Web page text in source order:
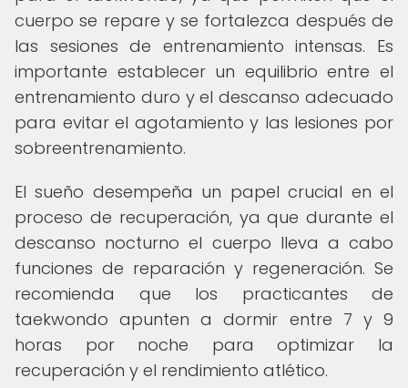
cuerpo se repare y se fortalezca después de
las sesiones de entrenamiento intensas. Es
importante establecer un equilibrio entre el
entrenamiento duro y el descanso adecuado
para evitar el agotamiento y las lesiones por
sobreentrenamiento.
El sueño desempeña un papel crucial en el
proceso de recuperación, ya que durante el
descanso nocturno el cuerpo lleva a cabo
funciones de reparación y regeneración. Se
recomienda que los practicantes de
taekwondo apunten a dormir entre 7 y 9
horas por noche para optimizar la
recuperación y el rendimiento atlético.